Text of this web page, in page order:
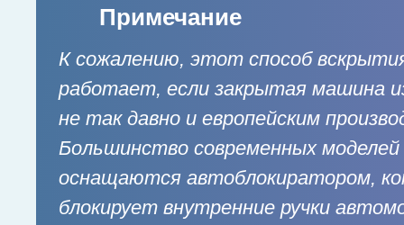
Примечание
К сожалению, этот способ
работает, если закрытая машина
не так давно и европейским
Большинство современных моделей
оснащаются автоблокиратором,
блокирует внутренние ручки